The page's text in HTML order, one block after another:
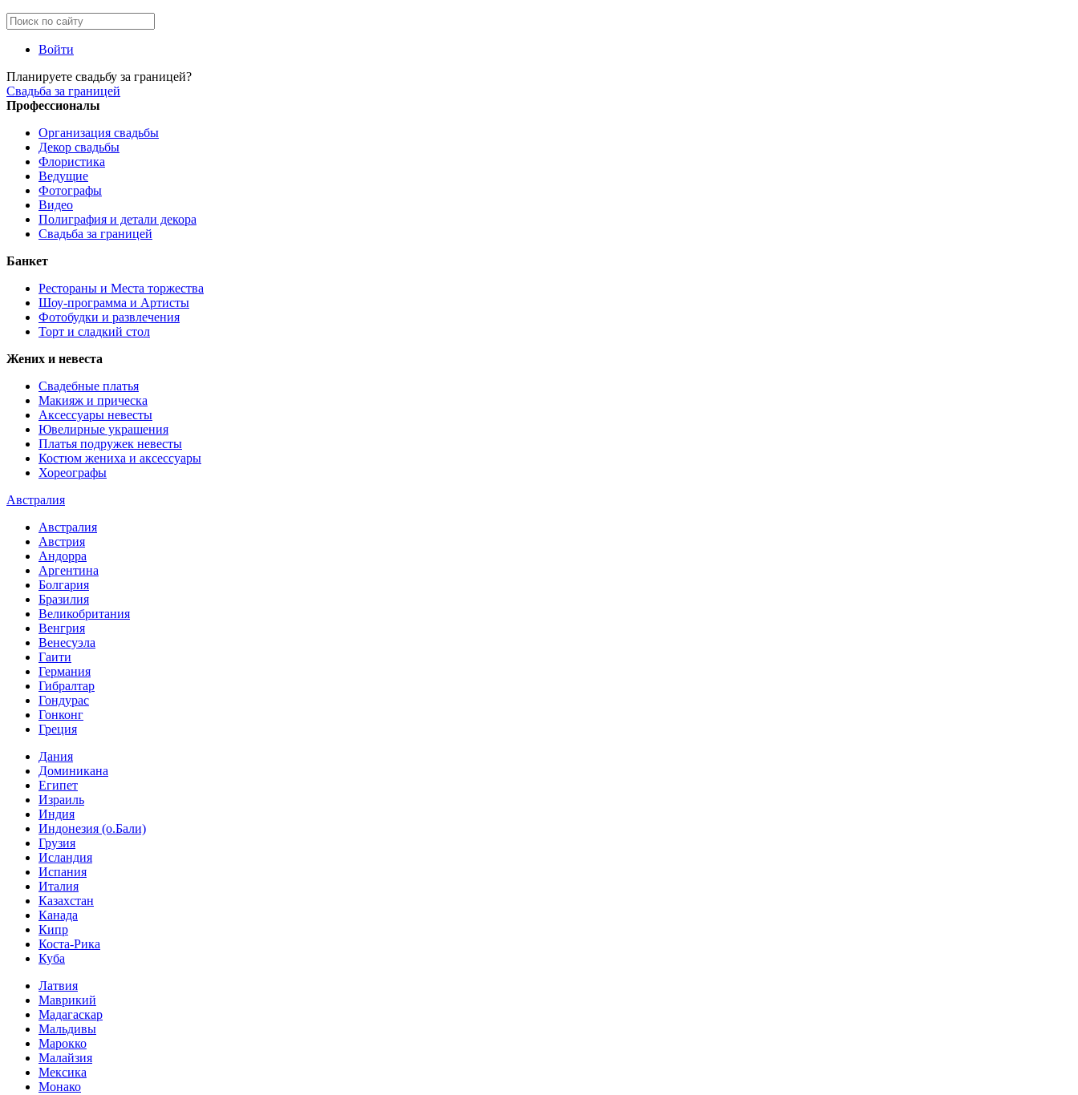
Войти
Планируете свадьбу за границей?
Свадьба за границей
Профессионалы
Организация свадьбы
Декор свадьбы
Флористика
Ведущие
Фотографы
Видео
Полиграфия и детали декора
Свадьба за границей
Банкет
Рестораны и Места торжества
Шоу-программа и Артисты
Фотобудки и развлечения
Торт и сладкий стол
Жених и невеста
Свадебные платья
Макияж и прическа
Аксессуары невесты
Ювелирные украшения
Платья подружек невесты
Костюм жениха и аксессуары
Хореографы
Австралия
Австралия
Австрия
Андорра
Аргентина
Болгария
Бразилия
Великобритания
Венгрия
Венесуэла
Гаити
Германия
Гибралтар
Гондурас
Гонконг
Греция
Дания
Доминикана
Египет
Израиль
Индия
Индонезия (о.Бали)
Грузия
Исландия
Испания
Италия
Казахстан
Канада
Кипр
Коста-Рика
Куба
Латвия
Маврикий
Мадагаскар
Мальдивы
Марокко
Малайзия
Мексика
Монако